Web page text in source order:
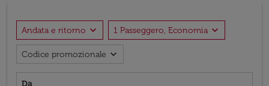
Andata e ritorno expand_more 1 Passeggero, Economia expand_more
Codice promozionale expand_more
Da